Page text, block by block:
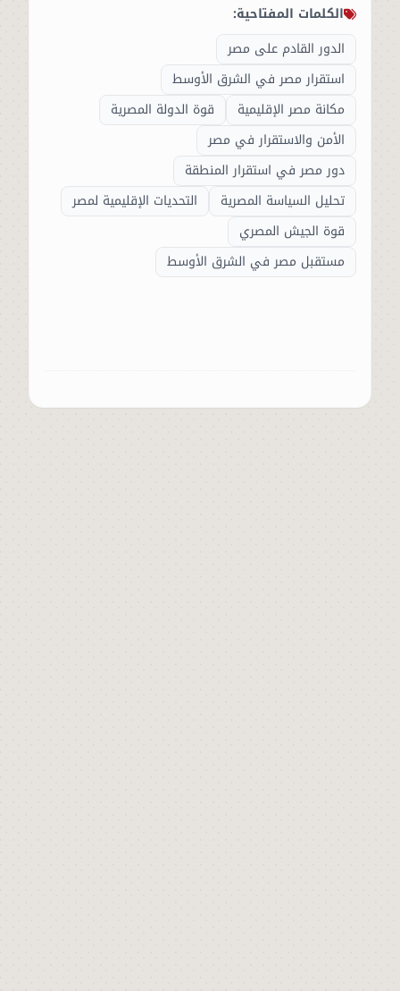
الكلمات المفتاحية:
الدور القادم على مصر
استقرار مصر في الشرق الأوسط
مكانة مصر الإقليمية
قوة الدولة المصرية
الأمن والاستقرار في مصر
دور مصر في استقرار المنطقة
تحليل السياسة المصرية
التحديات الإقليمية لمصر
قوة الجيش المصري
مستقبل مصر في الشرق الأوسط